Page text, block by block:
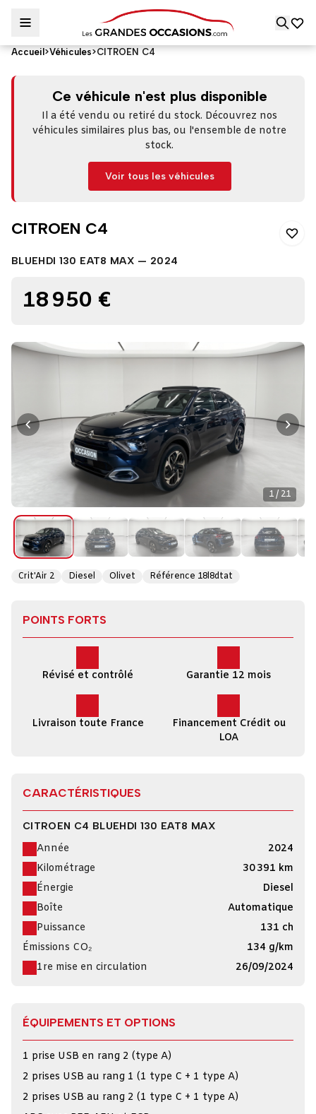
Accueil >Véhicules>CITROEN C4
CITROEN C4
Ce véhicule n'est plus disponible
Il a été vendu ou retiré du stock. Découvrez nos
véhicules similaires plus bas, ou l'ensemble de notre
stock.
Voir tous les véhicules
CITROEN C4
BLUEHDI 130 EAT8 MAX — 2024
18 950 €
1 / 21
Crit'Air 2 Diesel Olivet Référence 18l8dtat
POINTS FORTS
Révisé et contrôlé Garantie 12 mois
Livraison toute France
Financement Crédit ou
LOA
CARACTÉRISTIQUES
CITROEN C4 BLUEHDI 130 EAT8 MAX
Année
2024
Kilométrage
30 391 km
Énergie
Diesel
Boîte
Automatique
Puissance
131 ch
Émissions CO₂
134 g/km
1re mise en circulation
26/09/2024
ÉQUIPEMENTS ET OPTIONS
1 prise USB en rang 2 (type A)
2 prises USB au rang 1 (1 type C + 1 type A)
2 prises USB au rang 2 (1 type C + 1 type A)